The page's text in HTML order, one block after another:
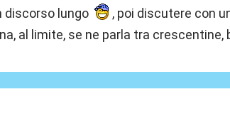
discorso lungo
, poi discutere con
al limite, se ne parla tra